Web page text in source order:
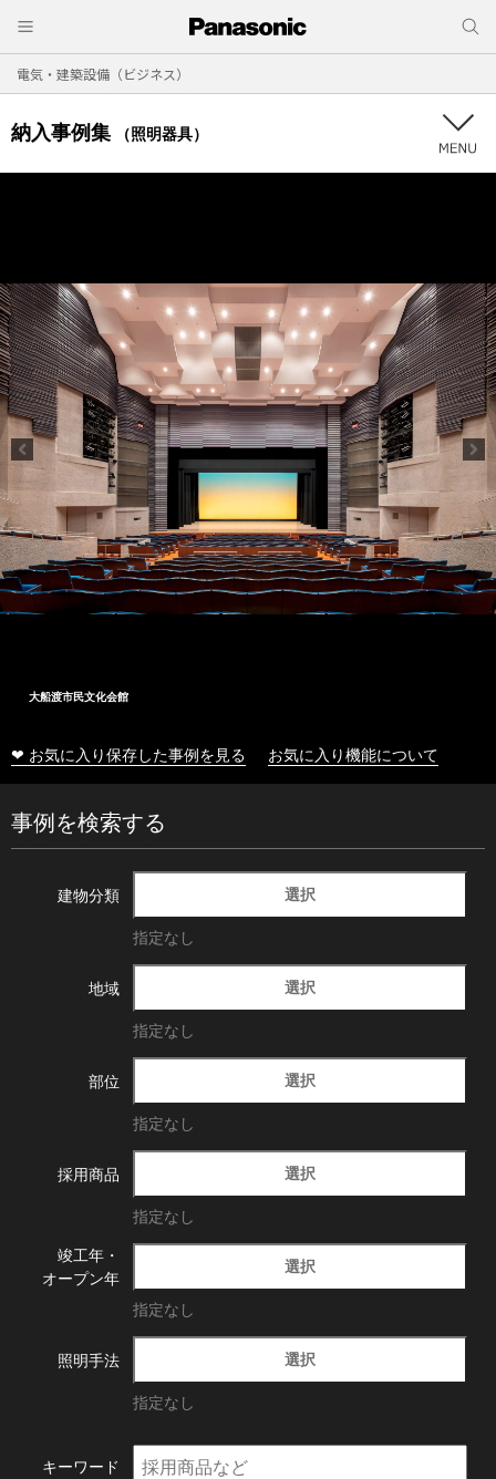
電気・建築設備（ビジネス）
納入事例集 （照明器具）
大船渡市民文化会館
❤ お気に入り保存した事例を見る お気に入り機能について
事例を検索する
建物分類 選択
指定なし
地域 選択
指定なし
部位 選択
指定なし
採用商品 選択
指定なし
竣工年・
オープン年
選択
指定なし
照明手法 選択
指定なし
キーワード